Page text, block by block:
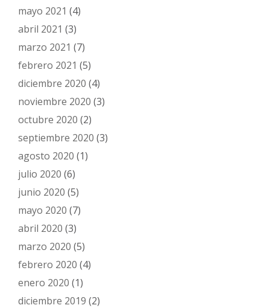
mayo 2021 (4)
abril 2021 (3)
marzo 2021 (7)
febrero 2021 (5)
diciembre 2020 (4)
noviembre 2020 (3)
octubre 2020 (2)
septiembre 2020 (3)
agosto 2020 (1)
julio 2020 (6)
junio 2020 (5)
mayo 2020 (7)
abril 2020 (3)
marzo 2020 (5)
febrero 2020 (4)
enero 2020 (1)
diciembre 2019 (2)